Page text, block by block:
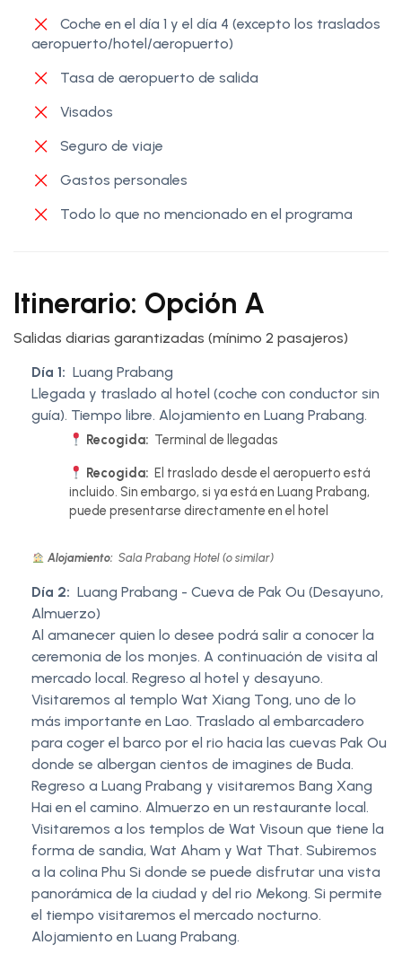
Coche en el día 1 y el día 4 (excepto los traslados
aeropuerto/hotel/aeropuerto)
Tasa de aeropuerto de salida
Visados
Seguro de viaje
Gastos personales
Todo lo que no mencionado en el programa
Itinerario: Opción A
Salidas diarias garantizadas (mínimo 2 pasajeros)
Día 1: Luang Prabang
Llegada y traslado al hotel (coche con conductor sin
guía). Tiempo libre. Alojamiento en Luang Prabang.
Recogida: Terminal de llegadas
Recogida: El traslado desde el aeropuerto está
incluido. Sin embargo, si ya está en Luang Prabang,
puede presentarse directamente en el hotel
Alojamiento: Sala Prabang Hotel (o similar)
Día 2: Luang Prabang - Cueva de Pak Ou (Desayuno,
Almuerzo)
Al amanecer quien lo desee podrá salir a conocer la
ceremonia de los monjes. A continuación de visita al
mercado local. Regreso al hotel y desayuno.
Visitaremos al templo Wat Xiang Tong, uno de lo
más importante en Lao. Traslado al embarcadero
para coger el barco por el rio hacia las cuevas Pak Ou
donde se albergan cientos de imagines de Buda.
Regreso a Luang Prabang y visitaremos Bang Xang
Hai en el camino. Almuerzo en un restaurante local.
Visitaremos a los templos de Wat Visoun que tiene la
forma de sandia, Wat Aham y Wat That. Subiremos
a la colina Phu Si donde se puede disfrutar una vista
panorámica de la ciudad y del rio Mekong. Si permite
el tiempo visitaremos el mercado nocturno.
Alojamiento en Luang Prabang.